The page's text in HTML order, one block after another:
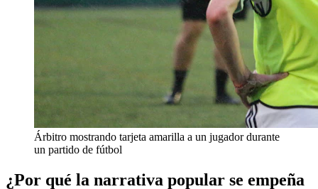
Árbitro mostrando tarjeta amarilla a un jugador durante
un partido de fútbol
¿Por qué la narrativa popular se empeña